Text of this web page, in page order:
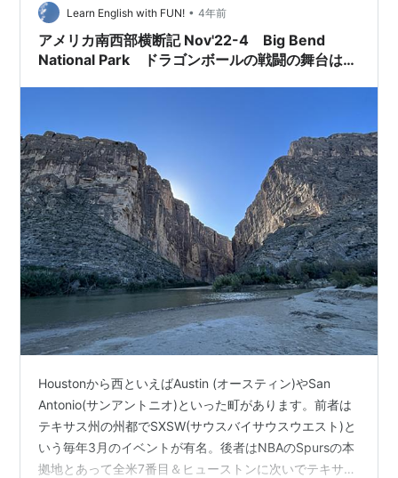
執する。 だから、いさかいが絶えない。 ところで、「南
極大陸」はこの地球上で、唯一、国…
Learn English with FUN! • 4年前
アメリカ南西部横断記 Nov'22-4 Big Bend
National Park ドラゴンボールの戦闘の舞台はこ
Houstonから西といえばAustin (オースティン)やSan
Antonio(サンアントニオ)といった町があります。前者は
テキサス州の州都でSXSW(サウスバイサウスウエスト)と
いう毎年3月のイベントが有名。後者はNBAのSpursの本
拠地とあって全米7番目＆ヒューストンに次いでテキサス